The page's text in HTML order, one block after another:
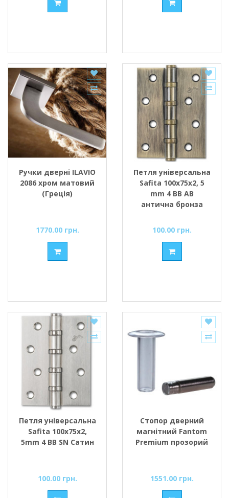
Ручки дверні ILAVIO
2086 хром матовий
(Греція)
1770.00 грн.
Петля універсальна
Safita 100х75х2, 5
mm 4 BB AB
антична бронза
100.00 грн.
Петля універсальна
Safita 100х75х2,
5mm 4 BB SN Сатин
100.00 грн.
Стопор дверний
магнітний Fantom
Premium прозорий
1551.00 грн.